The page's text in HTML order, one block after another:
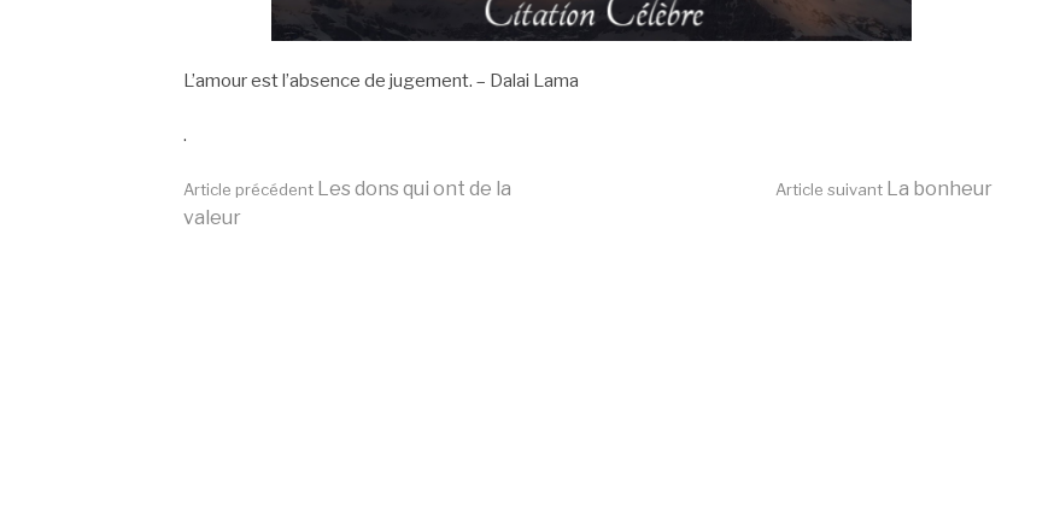
L’amour est l’absence de jugement. – Dalai Lama
.
Lire
Article précédent Les dons qui ont de la
valeur
Article suivant La bonheur